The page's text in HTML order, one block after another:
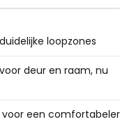
loopzones
deur en raam, nu
voor een comfortabeler